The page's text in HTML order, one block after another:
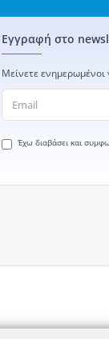
Εγγραφή στο
Μείνετε ενημερωμένοι
Έχω διαβάσει και